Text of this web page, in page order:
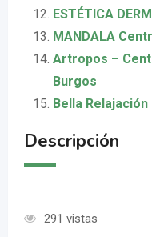
ESTÉTICA
MANDALA
Artropos –
Burgos
Bella Relajación
Descripción
291 vistas